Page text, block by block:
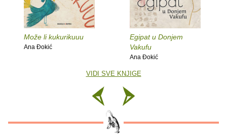
Može li kukurikuuu
Ana Ðokić
Egipat u Donjem
Vakufu
Ana Ðokić
VIDI SVE KNJIGE